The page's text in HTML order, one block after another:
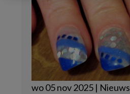
wo 05 nov 2025 | Nieuws